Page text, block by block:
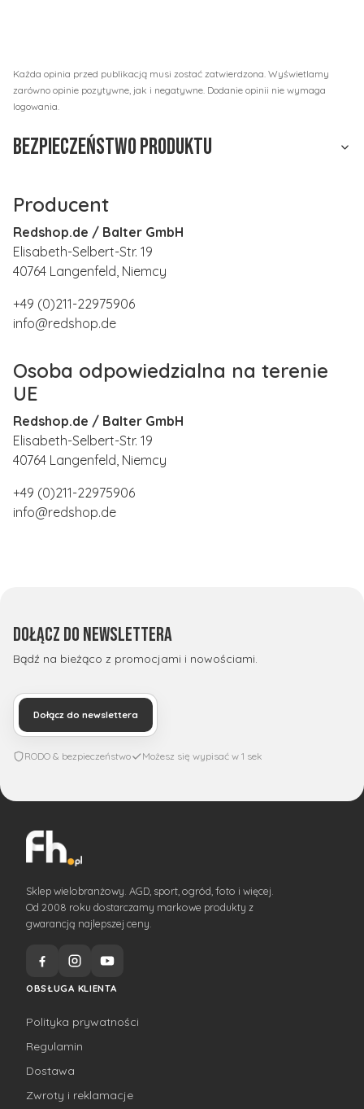
Każda opinia przed publikacją musi zostać zatwierdzona. Wyświetlamy
zarówno opinie pozytywne, jak i negatywne. Dodanie opinii nie wymaga
logowania.
Bezpieczeństwo produktu
Producent
Redshop.de / Balter GmbH
Elisabeth-Selbert-Str. 19
40764 Langenfeld, Niemcy
+49 (0)211-22975906
info@redshop.de
Osoba odpowiedzialna na terenie
UE
Redshop.de / Balter GmbH
Elisabeth-Selbert-Str. 19
40764 Langenfeld, Niemcy
+49 (0)211-22975906
info@redshop.de
Dołącz do newslettera
Bądź na bieżąco z promocjami i nowościami.
Dołącz do newslettera
RODO & bezpieczeństwo Możesz się wypisać w 1 sek
Sklep wielobranżowy. AGD, sport, ogród, foto i więcej.
Od 2008 roku dostarczamy markowe produkty z
gwarancją najlepszej ceny.
OBSŁUGA KLIENTA
Polityka prywatności
Regulamin
Dostawa
Zwroty i reklamacje